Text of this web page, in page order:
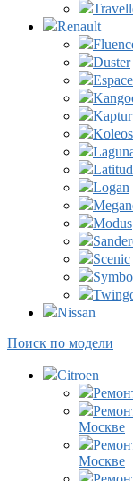
Renault
Duster
Espace
Kaptur
Koleos
Logan
Modus
Scenic
Nissan
Поиск по модели
Citroen
Москве
Москве